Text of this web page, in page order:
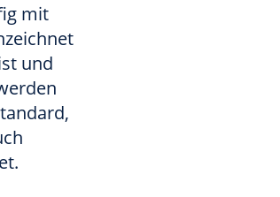
mit
und